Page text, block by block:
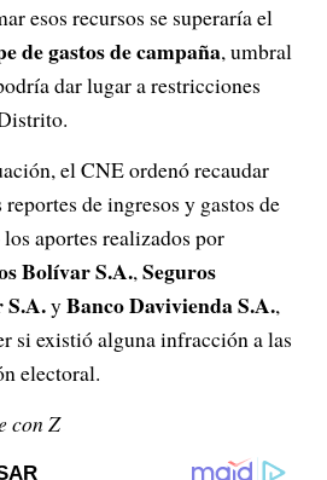
esos recursos se superaría el
de gastos de campaña, umbral
dar lugar a restricciones
el CNE ordenó recaudar
de ingresos y gastos de
aportes realizados por
Bolívar S.A.,Seguros
S.A.yBanco Davivienda S.A.,
si existió alguna infracción a las
electoral.
con Z